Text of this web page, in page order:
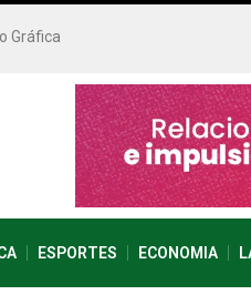
Gráfica
ESPORTES ECONOMIA